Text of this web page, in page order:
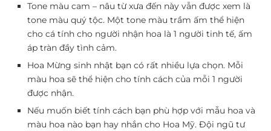
Tone màu cam – nâu từ xưa đến này vẫn được xem là
tone màu quý tộc. Một tone màu trầm ấm thể hiện
cho cá tính cho người nhận hoa là 1 người tinh tế, ấm
áp tràn đầy tình cảm.
Hoa Mừng sinh nhật bạn có rất nhiều lựa chọn. Mỗi
màu hoa sẽ thể hiện cho tính cách của mỗi 1 người
được nhận.
Nếu muốn biết tính cách bạn phù hợp với mẫu hoa và
màu hoa nào bạn hay nhắn cho Hoa Mỹ. Đội ngũ tư